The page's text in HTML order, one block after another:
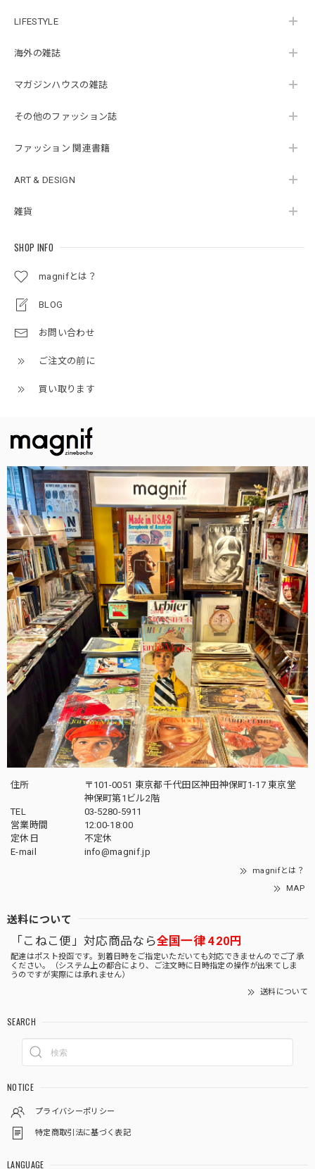
LIFESTYLE
海外の雑誌
マガジンハウスの雑誌
その他のファッション誌
ファッション 関連書籍
ART & DESIGN
雑貨
SHOP INFO
magnifとは？
BLOG
お問い合わせ
ご注文の前に
買い取ります
住所
〒101-0051 東京都千代田区神田神保町1-17 東京堂
神保町第1ビル2階
TEL
03-5280-5911
営業時間
12:00-18:00
定休日
不定休
E-mail
info@magnif.jp
magnifとは？
MAP
送料について
「こねこ便」対応商品なら全国一律 420円
配達はポスト投函です。到着日時をご指定いただいても対応できませんのでご了承
ください。（システム上の都合により、ご注文時に日時指定の操作が出来てしま
うのですが実際には承れません）
送料について
SEARCH
NOTICE
プライバシーポリシー
特定商取引法に基づく表記
LANGUAGE